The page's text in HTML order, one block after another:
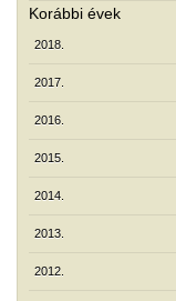
Korábbi évek
2018.
2017.
2016.
2015.
2014.
2013.
2012.